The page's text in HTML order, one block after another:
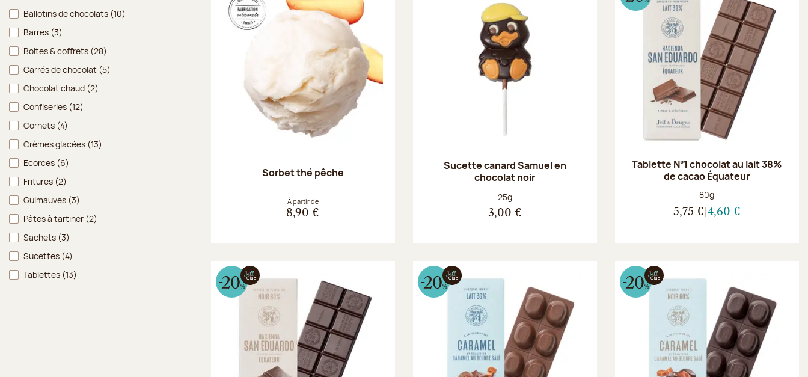
Type de produits
Ballotins de chocolats (10)
Barres (3)
Boites & coffrets (28)
Carrés de chocolat (5)
Chocolat chaud (2)
Confiseries (12)
Cornets (4)
Crèmes glacées (13)
Ecorces (6)
Fritures (2)
Guimauves (3)
Pâtes à tartiner (2)
Sachets (3)
Sucettes (4)
Tablettes (13)
Sorbet thé pêche
À partir de
8,90 €
Sucette canard Samuel en
chocolat noir
Poids net :
25g
3,00 €
Tablette N°1 chocolat au lait 38%
de cacao Équateur
Poids net :
80g
5,75 € 4,60 €